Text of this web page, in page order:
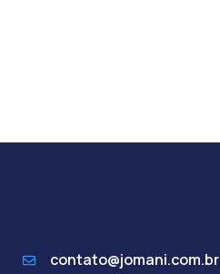
contato@jomani.com.br